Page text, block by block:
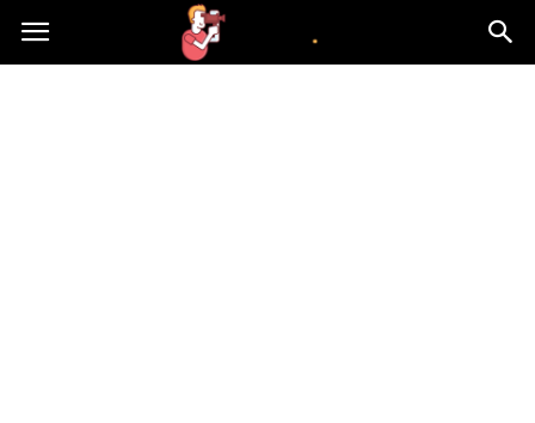
atvn.pl